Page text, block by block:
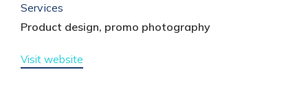
Services
Product design, promo photography
Visit website